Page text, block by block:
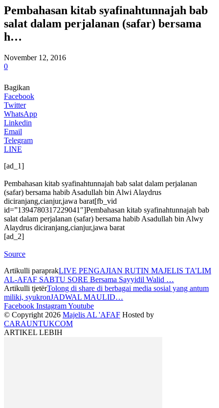
Pembahasan kitab syafinahtunnajah bab
salat dalam perjalanan (safar) bersama
h…
November 12, 2016
0
Bagikan
Facebook
Twitter
WhatsApp
Linkedin
Email
Telegram
LINE
[ad_1]
Pembahasan kitab syafinahtunnajah bab salat dalam perjalanan
(safar) bersama habib Asadullah bin Alwi Alaydrus
diciranjang,cianjur,jawa barat[fb_vid
id=”1394780317229041″]Pembahasan kitab syafinahtunnajah bab
salat dalam perjalanan (safar) bersama habib Asadullah bin Alwy
Alaydrus diciranjang,cianjur,jawa barat
[ad_2]
Source
Artikulli paraprakLIVE PENGAJIAN RUTIN MAJELIS TA’LIM
AL-AFAF SABTU SORE Bersama Sayyidil Walid …
Artikulli tjetërTolong di share di berbagai media sosial yang antum
miliki, syukronJADWAL MAULID…
Facebook InstagramYoutube
© Copyright 2026 Majelis AL 'AFAF Hosted by
CARAUNTUKCOM
ARTIKEL LEBIH